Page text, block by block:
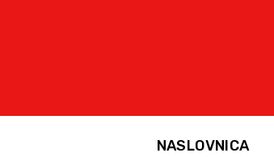
NASLOVNICA